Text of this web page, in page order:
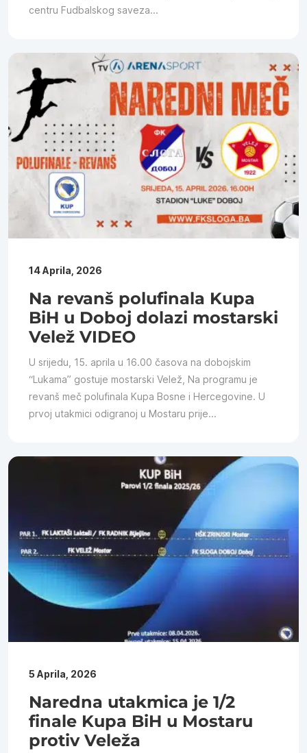
centru Fudbalskog saveza...
14 Aprila, 2026
Na revanš polufinala Kupa
BiH u Doboj dolazi mostarski
Velež VIDEO
U srijedu, 15. aprila u 16.00 časova na dobojskim
“Lukama” gostuje mostarski Velež, Na programu je
revanš meč polufinala Kupa Bosne i Hercegovine. U
prvoj utakmici odigranoj u Mostaru prije...
5 Aprila, 2026
Naredna utakmica je 1/2
finale Kupa BiH u Mostaru
protiv Veleža